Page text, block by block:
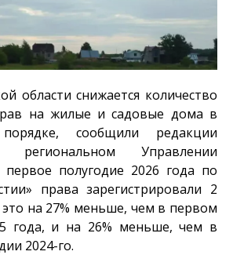
области снижается количество
на жилые и садовые дома в
сообщили редакции
Управлении
первое полугодие 2026 года по
права зарегистрировали 2
на 27% меньше, чем в первом
года, и на 26% меньше, чем в
2024-го.